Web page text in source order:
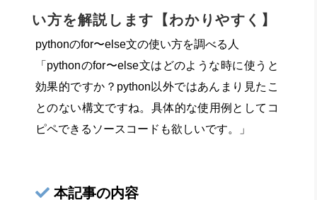
い方を解説します【わかりやすく】
pythonのfor〜else文の使い方を調べる人
「pythonのfor〜else文はどのような時に使うと
効果的ですか？python以外ではあんまり見たこ
とのない構文ですね。具体的な使用例としてコ
ピペできるソースコードも欲しいです。」
本記事の内容